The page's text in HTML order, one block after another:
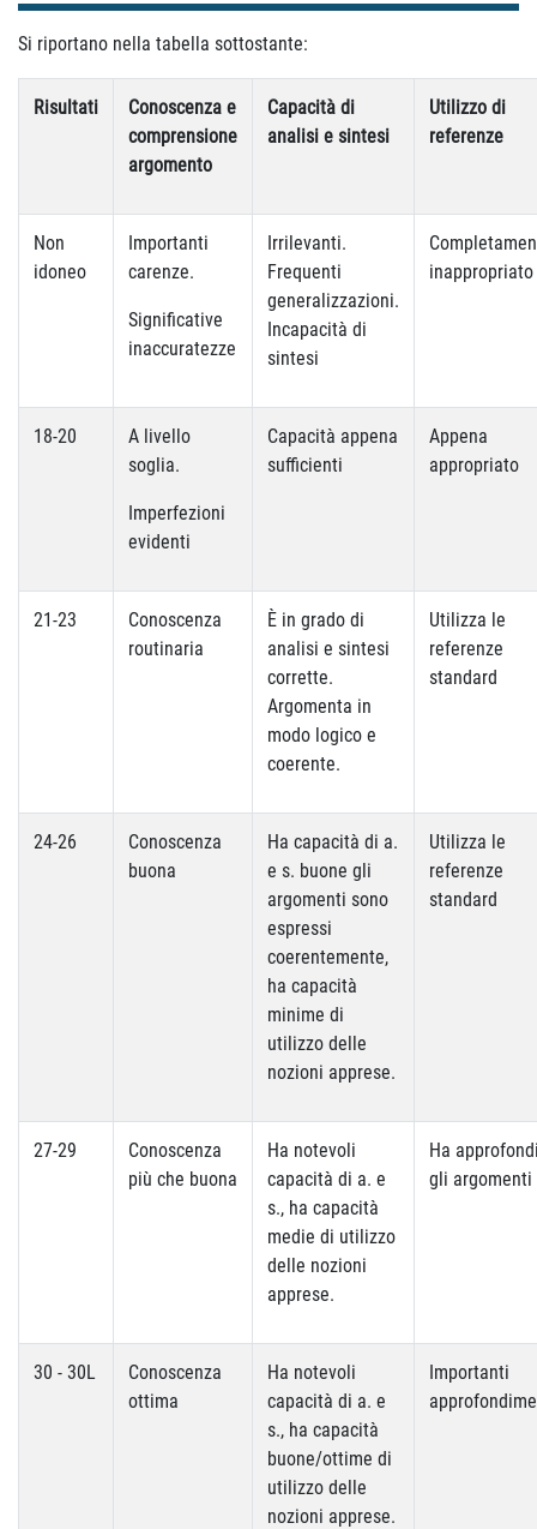
Si riportano nella tabella sottostante:
Risultati
Conoscenza e
comprensione
argomento
Capacità di
analisi e sintesi
Utilizzo di
referenze
Non
idoneo
Importanti
carenze.
Significative
inaccuratezze
Irrilevanti.
Frequenti
generalizzazioni.
Incapacità di
sintesi
inappropriato
18-20
A livello
soglia.
Imperfezioni
evidenti
Capacità appena
sufficienti
Appena
appropriato
21-23
Conoscenza
routinaria
È in grado di
analisi e sintesi
corrette.
Argomenta in
modo logico e
coerente.
Utilizza le
referenze
standard
24-26
Conoscenza
buona
Ha capacità di a.
e s. buone gli
argomenti sono
espressi
coerentemente,
ha capacità
minime di
utilizzo delle
nozioni apprese.
Utilizza le
referenze
standard
27-29
Conoscenza
più che buona
Ha notevoli
capacità di a. e
s., ha capacità
medie di utilizzo
delle nozioni
apprese.
Ha
gli argomenti
30 - 30L
Conoscenza
ottima
Ha notevoli
capacità di a. e
s., ha capacità
buone/ottime di
utilizzo delle
nozioni apprese.
Importanti